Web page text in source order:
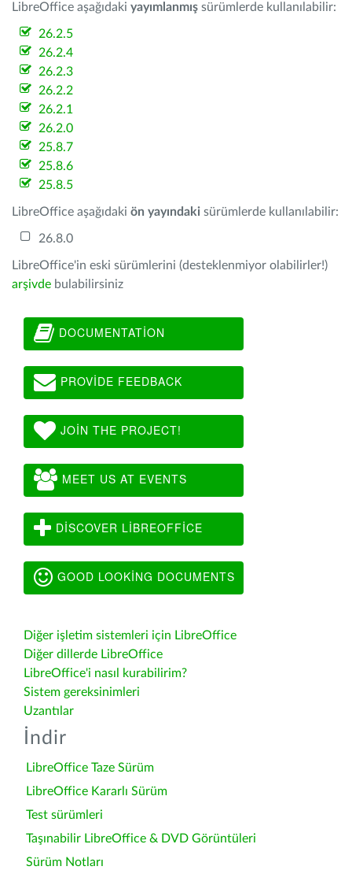
LibreOffice aşağıdaki yayımlanmış sürümlerde kullanılabilir:
26.2.5
26.2.4
26.2.3
26.2.2
26.2.1
26.2.0
25.8.7
25.8.6
25.8.5
LibreOffice aşağıdaki ön yayındaki sürümlerde kullanılabilir:
26.8.0
LibreOffice'in eski sürümlerini (desteklenmiyor olabilirler!)
arşivde bulabilirsiniz
DOCUMENTATION
PROVIDE FEEDBACK
JOIN THE PROJECT!
MEET US AT EVENTS
DISCOVER LIBREOFFICE
GOOD LOOKING DOCUMENTS
Diğer işletim sistemleri için LibreOffice
Diğer dillerde LibreOffice
LibreOffice'i nasıl kurabilirim?
Sistem gereksinimleri
Uzantılar
İndir
LibreOffice Taze Sürüm
LibreOffice Kararlı Sürüm
Test sürümleri
Taşınabilir LibreOffice & DVD Görüntüleri
Sürüm Notları